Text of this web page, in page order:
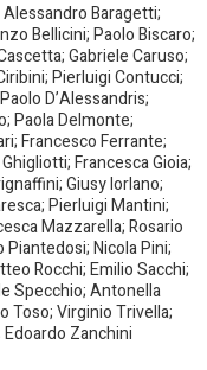
Baragetti;
Bellicini; Paolo Biscaro;
Gabriele Caruso;
Pierluigi Contucci;
D’Alessandris;
Paola Delmonte;
Francesco Ferrante;
Francesca Gioia;
Giusy Iorlano;
Pierluigi Mantini;
Mazzarella; Rosario
Nicola Pini;
Rocchi; Emilio Sacchi;
Specchio; Antonella
Toso; Virginio Trivella;
Zanchini